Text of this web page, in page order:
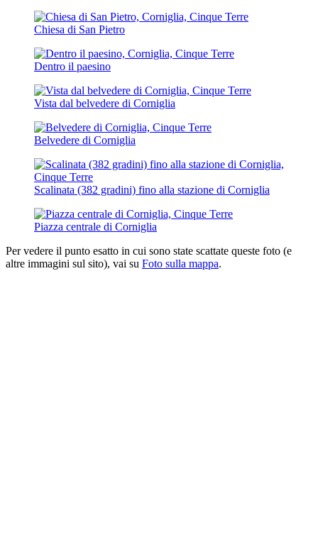
Chiesa di San Pietro
Dentro il paesino
Vista dal belvedere di Corniglia
Belvedere di Corniglia
Scalinata (382 gradini) fino alla stazione di Corniglia
Piazza centrale di Corniglia
Per vedere il punto esatto in cui sono state scattate queste foto (e
altre immagini sul sito), vai su Foto sulla mappa.